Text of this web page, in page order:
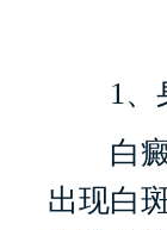
1、
白癜
出现白